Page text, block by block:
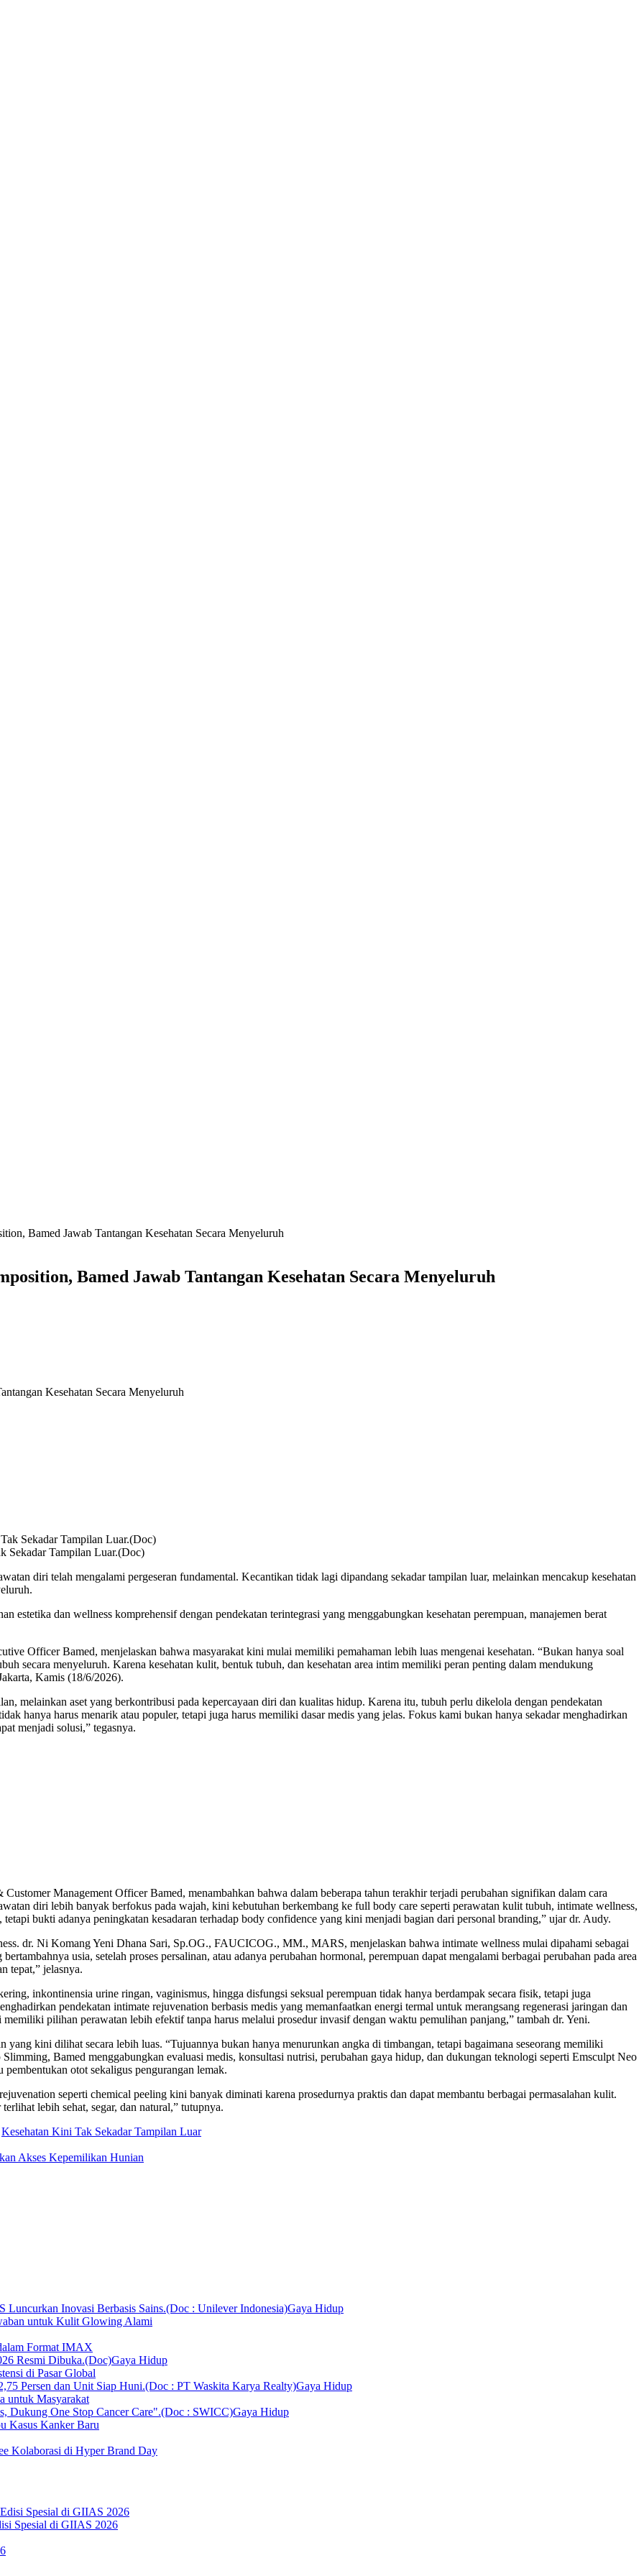
Bamed Jawab Tantangan Kesehatan Secara Menyeluruh
Bamed Jawab Tantangan Kesehatan Secara Menyeluruh
Kesehatan Secara Menyeluruh
Sekadar Tampilan Luar.(Doc)
diri telah mengalami pergeseran fundamental. Kecantikan tidak lagi dipandang sekadar tampilan luar, melainkan mencakup kesehatan
estetika dan wellness komprehensif dengan pendekatan terintegrasi yang menggabungkan kesehatan perempuan, manajemen berat
Officer Bamed, menjelaskan bahwa masyarakat kini mulai memiliki pemahaman lebih luas mengenai kesehatan. “Bukan hanya soal
secara menyeluruh. Karena kesehatan kulit, bentuk tubuh, dan kesehatan area intim memiliki peran penting dalam mendukung
Kamis (18/6/2026).
melainkan aset yang berkontribusi pada kepercayaan diri dan kualitas hidup. Karena itu, tubuh perlu dikelola dengan pendekatan
hanya harus menarik atau populer, tetapi juga harus memiliki dasar medis yang jelas. Fokus kami bukan hanya sekadar menghadirkan
menjadi solusi,” tegasnya.
Management Officer Bamed, menambahkan bahwa dalam beberapa tahun terakhir terjadi perubahan signifikan dalam cara
diri lebih banyak berfokus pada wajah, kini kebutuhan berkembang ke full body care seperti perawatan kulit tubuh, intimate wellness,
bukti adanya peningkatan kesadaran terhadap body confidence yang kini menjadi bagian dari personal branding,” ujar dr. Audy.
dr. Ni Komang Yeni Dhana Sari, Sp.OG., FAUCICOG., MM., MARS, menjelaskan bahwa intimate wellness mulai dipahami sebagai
usia, setelah proses persalinan, atau adanya perubahan hormonal, perempuan dapat mengalami berbagai perubahan pada area
tepat,” jelasnya.
inkontinensia urine ringan, vaginismus, hingga disfungsi seksual perempuan tidak hanya berdampak secara fisik, tetapi juga
pendekatan intimate rejuvenation berbasis medis yang memanfaatkan energi termal untuk merangsang regenerasi jaringan dan
pilihan perawatan lebih efektif tanpa harus melalui prosedur invasif dengan waktu pemulihan panjang,” tambah dr. Yeni.
kini dilihat secara lebih luas. “Tujuannya bukan hanya menurunkan angka di timbangan, tetapi bagaimana seseorang memiliki
Bamed menggabungkan evaluasi medis, konsultasi nutrisi, perubahan gaya hidup, dan dukungan teknologi seperti Emsculpt Neo
otot sekaligus pengurangan lemak.
seperti chemical peeling kini banyak diminati karena prosedurnya praktis dan dapat membantu berbagai permasalahan kulit.
lebih sehat, segar, dan natural,” tutupnya.
Kesehatan Kini Tak Sekadar Tampilan Luar
Akses Kepemilikan Hunian
Gaya Hidup
untuk Kulit Glowing Alami
Format IMAX
Gaya Hidup
di Pasar Global
Gaya Hidup
untuk Masyarakat
Gaya Hidup
Kasus Kanker Baru
Kolaborasi di Hyper Brand Day
Spesial di GIIAS 2026